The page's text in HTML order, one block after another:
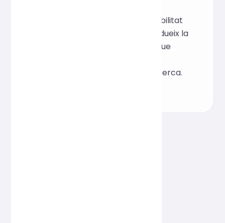
Sí, el format millora la llegibilitat
del codi i la compressió redueix la
mida de la càrrega, cosa que
indexació dels motors de cerca.